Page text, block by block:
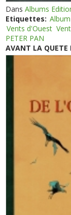
DansAlbums
Etiquettes: Album
Vents d'Ouest
PETER PAN
AVANT LA QUETE